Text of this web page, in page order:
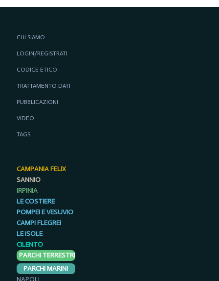
CHI SIAMO
LOGIN/REGISTRATI
CODICE ETICO
TRATTAMENTO DATI
PUBBLICAZIONI
VIDEO
TAGS
CAMPANIA FELIX
SANNIO
IRPINIA
LE COSTIERE
POMPEI E VESUVIO
CAMPI FLEGREI
LE ISOLE
CILENTO
PARCHI TERRESTRI
PARCHI MARINI
NAPOLI